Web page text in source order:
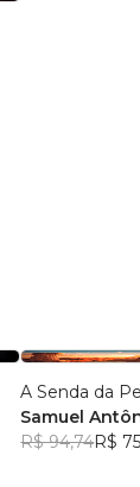
A Senda da
Samuel
Chiesa
R$ 94,74R$